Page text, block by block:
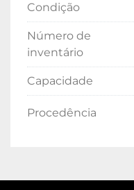
Condição
Número de
inventário
Capacidade
Procedência